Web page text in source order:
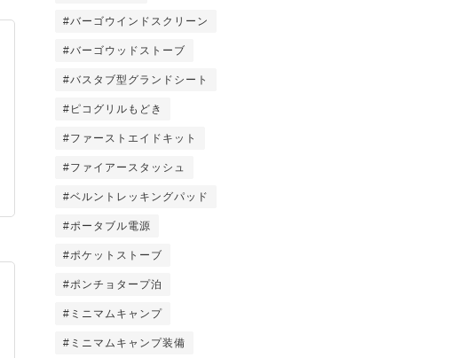
#バーゴウインドスクリーン
#バーゴウッドストーブ
#バスタブ型グランドシート
#ピコグリルもどき
#ファーストエイドキット
#ファイアースタッシュ
#ベルントレッキングパッド
#ポータブル電源
#ポケットストーブ
#ポンチョタープ泊
#ミニマムキャンプ
#ミニマムキャンプ装備